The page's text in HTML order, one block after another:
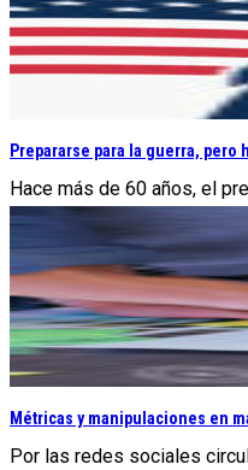
Prepararse para la guerra,
Hace más de 60 años, el
Métricas y manipulaciones en
Por las redes sociales